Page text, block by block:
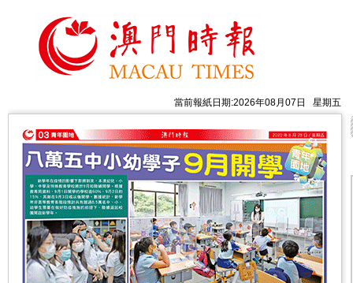
當前報紙日期:2026年08月07日 星期五